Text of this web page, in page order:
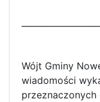
Wójt Gminy
wiadomości